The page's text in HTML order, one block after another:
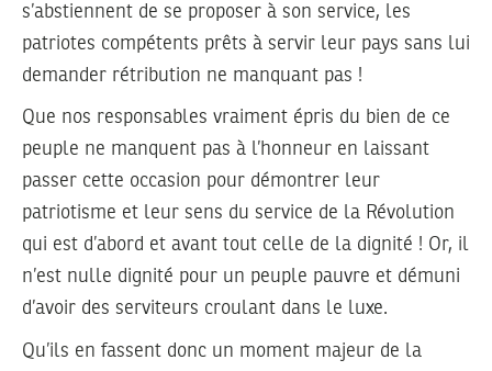
s’abstiennent de se proposer à son service, les
patriotes compétents prêts à servir leur pays sans lui
demander rétribution ne manquant pas !
Que nos responsables vraiment épris du bien de ce
peuple ne manquent pas à l’honneur en laissant
passer cette occasion pour démontrer leur
patriotisme et leur sens du service de la Révolution
qui est d’abord et avant tout celle de la dignité ! Or, il
n’est nulle dignité pour un peuple pauvre et démuni
d’avoir des serviteurs croulant dans le luxe.
Qu’ils en fassent donc un moment majeur de la